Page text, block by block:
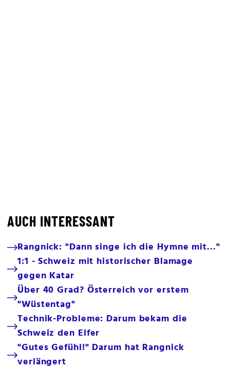
AUCH INTERESSANT
Rangnick: "Dann singe ich die Hymne mit..."
1:1 - Schweiz mit historischer Blamage
gegen Katar
Über 40 Grad? Österreich vor erstem
"Wüstentag"
Technik-Probleme: Darum bekam die
Schweiz den Elfer
"Gutes Gefühl!" Darum hat Rangnick
verlängert